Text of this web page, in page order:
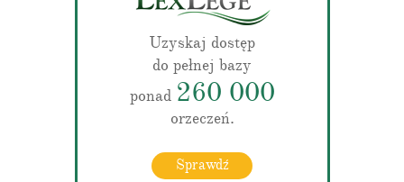
Uzyskaj dostęp
do pełnej bazy
ponad 260 000
orzeczeń.
Sprawdź